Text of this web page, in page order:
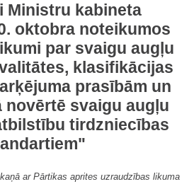
Ministru kabineta
oktobra noteikumos
par svaigu augļu
klasifikācijas
prasībām un
novērtē svaigu augļu
tirdzniecības
ar Pārtikas aprites uzraudzības likuma